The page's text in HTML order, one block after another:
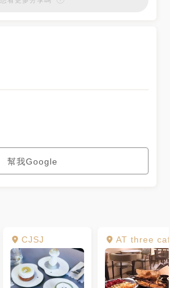
幫我Google
CJSJ AT three